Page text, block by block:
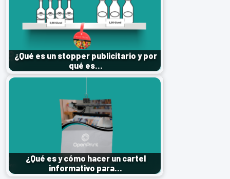
¿Qué es un stopper publicitario y por
qué es…
¿Qué es y cómo hacer un cartel
informativo para…